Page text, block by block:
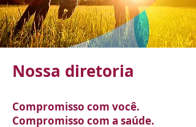
Nossa diretoria
Compromisso com você.
Compromisso com a saúde.